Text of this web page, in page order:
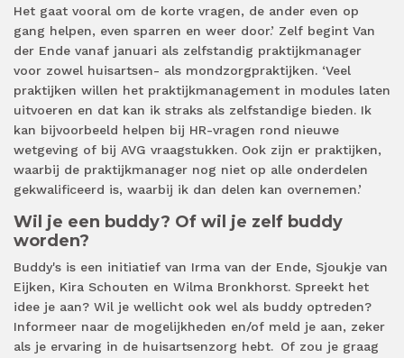
Het gaat vooral om de korte vragen, de ander even op
gang helpen, even sparren en weer door.’ Zelf begint Van
der Ende vanaf januari als zelfstandig praktijkmanager
voor zowel huisartsen- als mondzorgpraktijken. ‘Veel
praktijken willen het praktijkmanagement in modules laten
uitvoeren en dat kan ik straks als zelfstandige bieden. Ik
kan bijvoorbeeld helpen bij HR-vragen rond nieuwe
wetgeving of bij AVG vraagstukken. Ook zijn er praktijken,
waarbij de praktijkmanager nog niet op alle onderdelen
gekwalificeerd is, waarbij ik dan delen kan overnemen.’
Wil je een buddy? Of wil je zelf buddy
worden?
Buddy's is een initiatief van Irma van der Ende, Sjoukje van
Eijken, Kira Schouten en Wilma Bronkhorst. Spreekt het
idee je aan? Wil je wellicht ook wel als buddy optreden?
Informeer naar de mogelijkheden en/of meld je aan, zeker
als je ervaring in de huisartsenzorg hebt. Of zou je graag